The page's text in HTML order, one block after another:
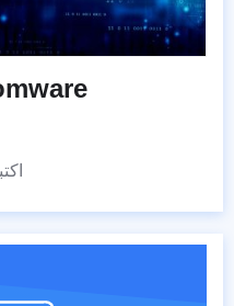
اکتبر